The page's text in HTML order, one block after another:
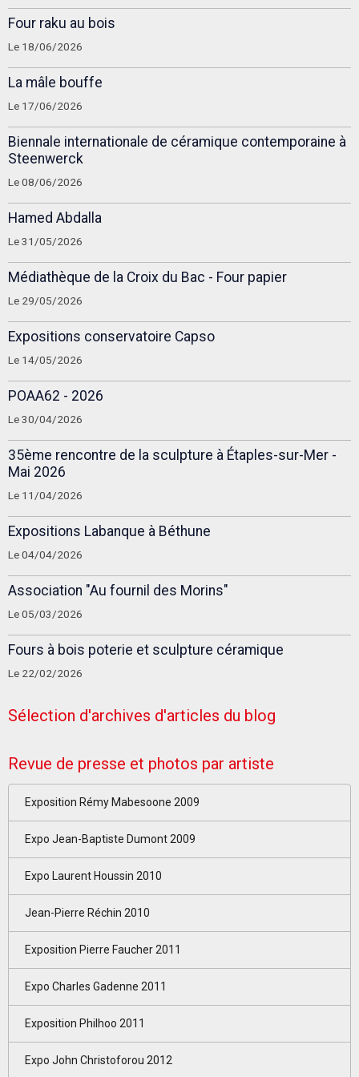
Four raku au bois
Le 18/06/2026
La mâle bouffe
Le 17/06/2026
Biennale internationale de céramique contemporaine à
Steenwerck
Le 08/06/2026
Hamed Abdalla
Le 31/05/2026
Médiathèque de la Croix du Bac - Four papier
Le 29/05/2026
Expositions conservatoire Capso
Le 14/05/2026
POAA62 - 2026
Le 30/04/2026
35ème rencontre de la sculpture à Étaples-sur-Mer -
Mai 2026
Le 11/04/2026
Expositions Labanque à Béthune
Le 04/04/2026
Association "Au fournil des Morins"
Le 05/03/2026
Fours à bois poterie et sculpture céramique
Le 22/02/2026
Sélection d'archives d'articles du blog
Revue de presse et photos par artiste
Exposition Rémy Mabesoone 2009
Expo Jean-Baptiste Dumont 2009
Expo Laurent Houssin 2010
Jean-Pierre Réchin 2010
Exposition Pierre Faucher 2011
Expo Charles Gadenne 2011
Exposition Philhoo 2011
Expo John Christoforou 2012